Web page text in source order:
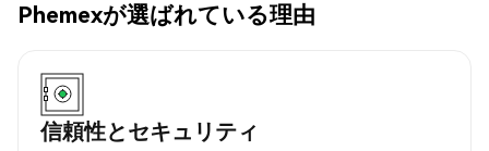
Phemexが選ばれている理由
信頼性とセキュリティ